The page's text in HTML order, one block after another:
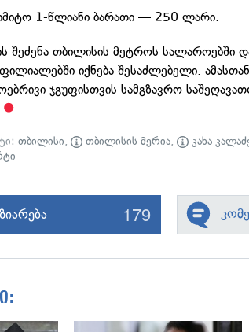
1-წლიანი ბარათი — 250 ლარი.
შეძენა თბილისის მეტროს სალაროებში
იქნება შესაძლებელი.
ჯგუფისთვის სამგზავრო
თბილისი, თბილისის მერია, კახა
179